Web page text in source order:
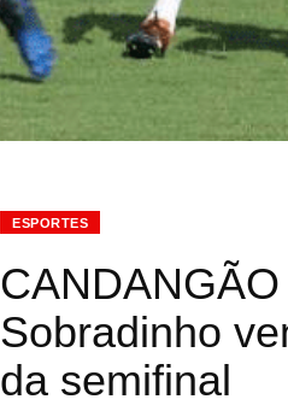
ESPORTES
Sobradinho
da semifinal